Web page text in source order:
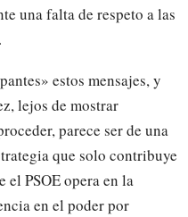
una falta de respeto a las
estos mensajes, y
lejos de mostrar
parece ser de una
que solo contribuye
el PSOE opera en la
en el poder por